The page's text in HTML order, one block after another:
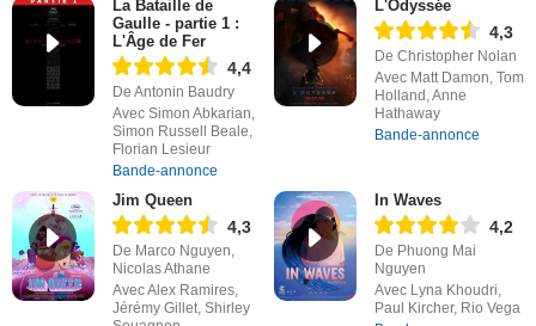
La Bataille de
Gaulle - partie 1 :
L'Âge de Fer
4,4
De Antonin Baudry
Avec Simon Abkarian,
Simon Russell Beale,
Florian Lesieur
Bande-annonce
L'Odyssée
4,3
De Christopher Nolan
Avec Matt Damon, Tom
Holland, Anne
Hathaway
Bande-annonce
Jim Queen
4,3
De Marco Nguyen,
Nicolas Athane
Avec Alex Ramires,
Jérémy Gillet, Shirley
In Waves
4,2
De Phuong Mai
Nguyen
Avec Lyna Khoudri,
Paul Kircher, Rio Vega